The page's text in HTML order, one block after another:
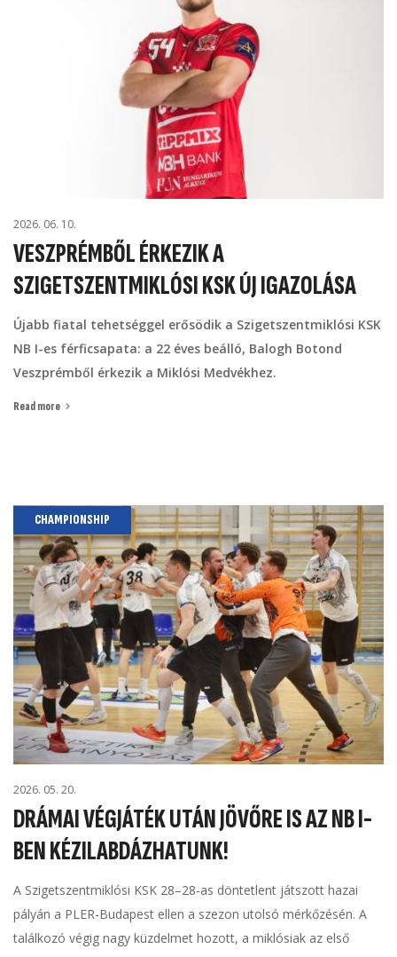
2026. 06. 10.
VESZPRÉMBŐL ÉRKEZIK A
SZIGETSZENTMIKLÓSI KSK ÚJ IGAZOLÁSA
Újabb fiatal tehetséggel erősödik a Szigetszentmiklósi KSK
NB I-es férficsapata: a 22 éves beálló, Balogh Botond
Veszprémből érkezik a Miklósi Medvékhez.
Read more
CHAMPIONSHIP
2026. 05. 20.
DRÁMAI VÉGJÁTÉK UTÁN JÖVŐRE IS AZ NB I-
BEN KÉZILABDÁZHATUNK!
A Szigetszentmiklósi KSK 28–28-as döntetlent játszott hazai
pályán a PLER-Budapest ellen a szezon utolsó mérkőzésén. A
találkozó végig nagy küzdelmet hozott, a miklósiak az első